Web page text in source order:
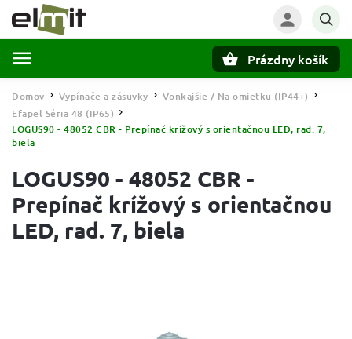
Prázdny košík
Domov / Vypínače a zásuvky / Vonkajšie / Na omietku (IP44+) /
Efapel Séria 48 (IP65) /
LOGUS90 - 48052 CBR - Prepínač krížový s orientačnou LED, rad. 7,
biela
LOGUS90 - 48052 CBR -
Prepínač krížový s orientačnou
LED, rad. 7, biela